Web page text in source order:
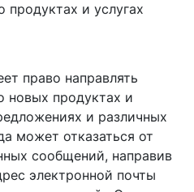
и услугах
право направлять
новых продуктах и
и различных
может отказаться от
сообщений, направив
электронной почты